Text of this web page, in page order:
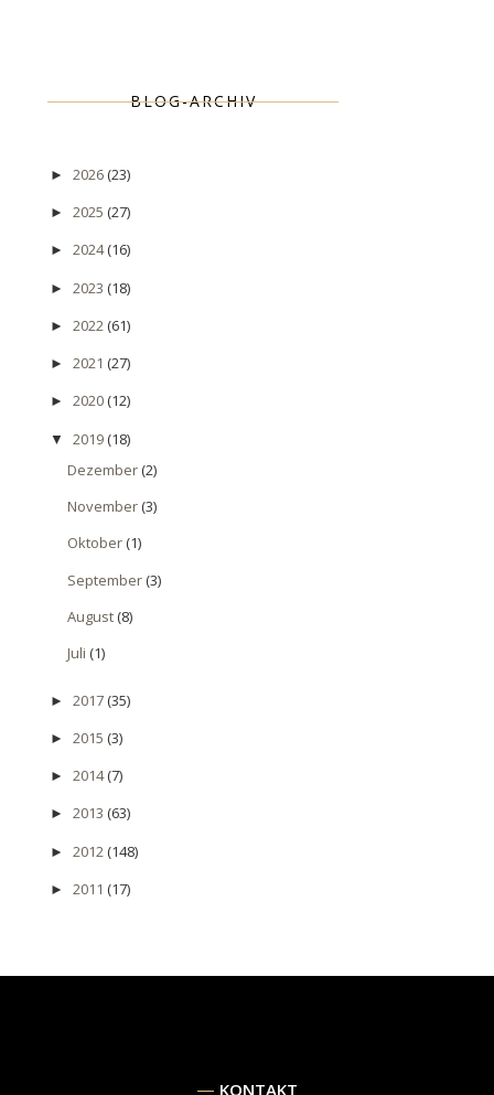
BLOG-ARCHIV
► 2026(23)
► 2025 (27)
► 2024(16)
► 2023 (18)
► 2022(61)
► 2021 (27)
► 2020(12)
▼ 2019(18)
Dezember(2)
November(3)
Oktober(1)
September(3)
August(8)
Juli (1)
► 2017(35)
► 2015 (3)
► 2014(7)
► 2013 (63)
► 2012(148)
► 2011 (17)
KONTAKT